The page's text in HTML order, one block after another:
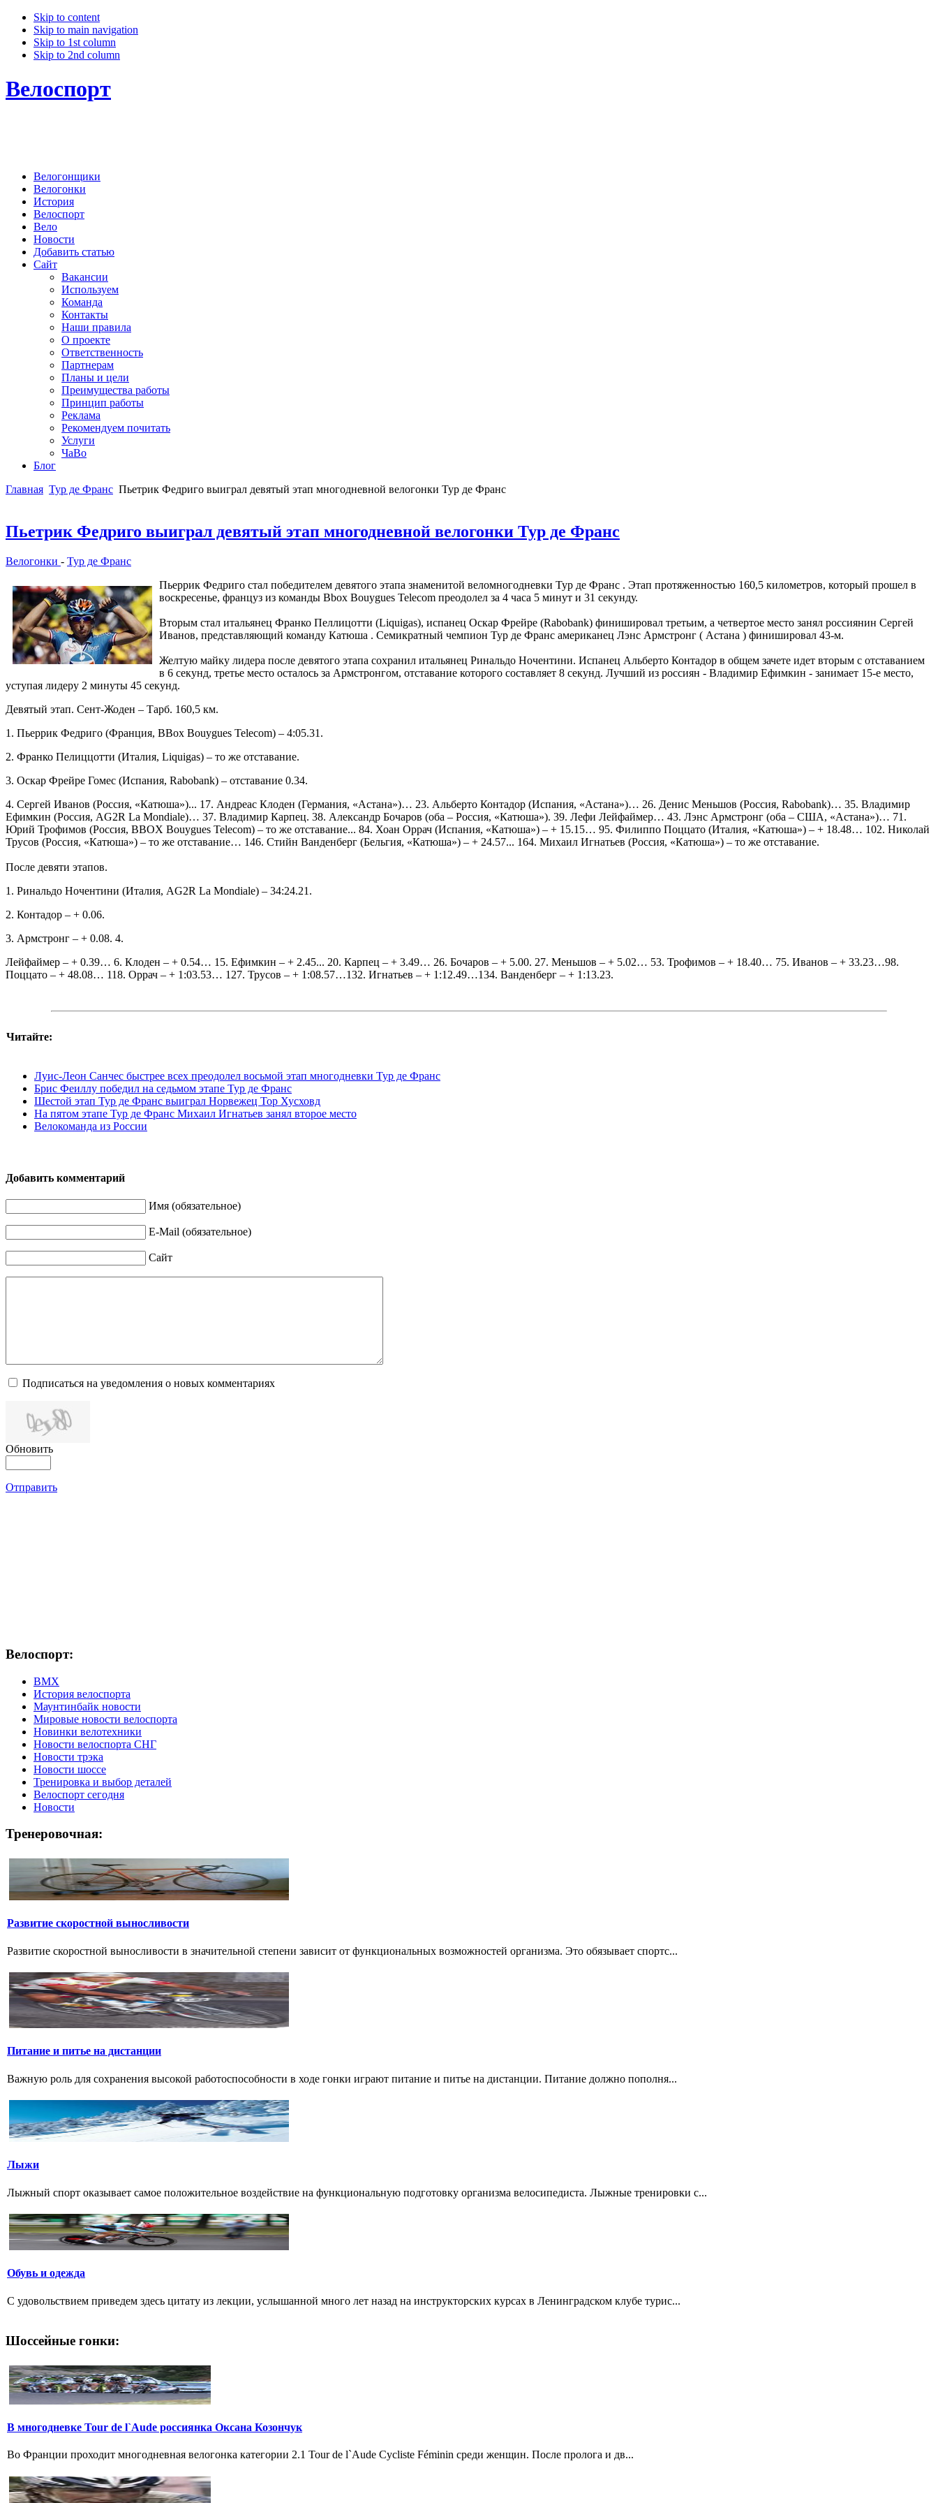
Skip to content
Skip to main navigation
Skip to 1st column
Skip to 2nd column
Велоспорт
Велогонщики
Велогонки
История
Велоспорт
Вело
Новости
Добавить статью
Сайт
Вакансии
Используем
Команда
Контакты
Наши правила
О проекте
Ответственность
Партнерам
Планы и цели
Преимущества работы
Принцип работы
Реклама
Рекомендуем почитать
Услуги
ЧаВо
Блог
Главная Тур де Франс Пьетрик Федриго выиграл девятый этап многодневной велогонки Тур де Франс
Пьетрик Федриго выиграл девятый этап многодневной велогонки Тур де Франс
Велогонки - Тур де Франс
Пьеррик Федриго стал победителем девятого этапа знаменитой веломногодневки Тур де Франс . Этап протяженностью 160,5 километров, который прошел в
воскресенье, француз из команды Bbox Bouygues Telecom преодолел за 4 часа 5 минут и 31 секунду.
Вторым стал итальянец Франко Пеллицотти (Liquigas), испанец Оскар Фрейре (Rabobank) финишировал третьим, а четвертое место занял россиянин Сергей
Иванов, представляющий команду Катюша . Семикратный чемпион Тур де Франс американец Лэнс Армстронг ( Астана ) финишировал 43-м.
Желтую майку лидера после девятого этапа сохранил итальянец Ринальдо Ночентини. Испанец Альберто Контадор в общем зачете идет вторым с отставанием
в 6 секунд, третье место осталось за Армстронгом, отставание которого составляет 8 секунд. Лучший из россиян - Владимир Ефимкин - занимает 15-е место,
уступая лидеру 2 минуты 45 секунд.
Девятый этап. Сент-Жоден – Тарб. 160,5 км.
1. Пьеррик Федриго (Франция, BBox Bouygues Telecom) – 4:05.31.
2. Франко Пелиццотти (Италия, Liquigas) – то же отставание.
3. Оскар Фрейре Гомес (Испания, Rabobank) – отставание 0.34.
4. Сергей Иванов (Россия, «Катюша»)... 17. Андреас Клоден (Германия, «Астана»)… 23. Альберто Контадор (Испания, «Астана»)… 26. Денис Меньшов (Россия, Rabobank)… 35. Владимир
Ефимкин (Россия, AG2R La Mondiale)… 37. Владимир Карпец. 38. Александр Бочаров (оба – Россия, «Катюша»). 39. Лефи Лейфаймер… 43. Лэнс Армстронг (оба – США, «Астана»)… 71.
Юрий Трофимов (Россия, BBOX Bouygues Telecom) – то же отставание... 84. Хоан Оррач (Испания, «Катюша») – + 15.15… 95. Филиппо Поццато (Италия, «Катюша») – + 18.48… 102. Николай
Трусов (Россия, «Катюша») – то же отставание… 146. Стийн Ванденберг (Бельгия, «Катюша») – + 24.57... 164. Михаил Игнатьев (Россия, «Катюша») – то же отставание.
После девяти этапов.
1. Ринальдо Ночентини (Италия, AG2R La Mondiale) – 34:24.21.
2. Контадор – + 0.06.
3. Армстронг – + 0.08. 4.
Лейфаймер – + 0.39… 6. Клоден – + 0.54… 15. Ефимкин – + 2.45... 20. Карпец – + 3.49… 26. Бочаров – + 5.00. 27. Меньшов – + 5.02… 53. Трофимов – + 18.40… 75. Иванов – + 33.23…98.
Поццато – + 48.08… 118. Оррач – + 1:03.53… 127. Трусов – + 1:08.57…132. Игнатьев – + 1:12.49…134. Ванденберг – + 1:13.23.
Читайте:
Луис-Леон Санчес быстрее всех преодолел восьмой этап многодневки Тур де Франс
Брис Феиллу победил на седьмом этапе Тур де Франс
Шестой этап Тур де Франс выиграл Норвежец Тор Хусховд
На пятом этапе Тур де Франс Михаил Игнатьев занял второе место
Велокоманда из России
Добавить комментарий
Имя (обязательное)
E-Mail (обязательное)
Сайт
Подписаться на уведомления о новых комментариях
Обновить
Отправить
Велоспорт:
ВМХ
История велоспорта
Маунтинбайк новости
Мировые новости велоспорта
Новинки велотехники
Новости велоспорта СНГ
Новости трэка
Новости шоссе
Тренировка и выбор деталей
Велоспорт сегодня
Новости
Тренеровочная:
Развитие скоростной выносливости
Развитие скоростной выносливости в значительной степени зависит от функциональных возможностей организма. Это обязывает спортс...
Питание и питье на дистанции
Важную роль для сохранения высокой работоспособности в ходе гонки играют питание и питье на дистанции. Питание должно пополня...
Лыжи
Лыжный спорт оказывает самое положительное воздействие на функциональную подготовку организма велосипедиста. Лыжные тренировки с...
Обувь и одежда
С удовольствием приведем здесь цитату из лекции, услышанной много лет назад на инструкторских курсах в Ленинградском клубе турис...
Шоссейные гонки:
В многодневке Tour de l`Aude россиянка Оксана Козончук
Во Франции проходит многодневная велогонка категории 2.1 Tour de l`Aude Cycliste Féminin среди женщин. После пролога и дв...